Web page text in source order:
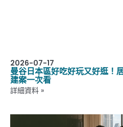
2026-07-17
曼谷日本區好吃好玩又好逛！
建案一次看
詳細資料 »